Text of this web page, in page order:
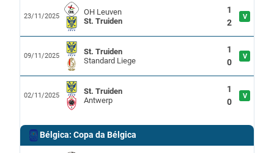
23/11/2025
OH Leuven
St. Truiden
1
2
V
09/11/2025
St. Truiden
Standard Liege
1
0
V
02/11/2025
St. Truiden
Antwerp
1
0
V
Bélgica: Copa da Bélgica